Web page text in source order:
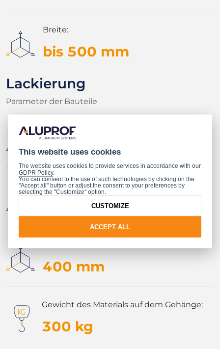
Breite:
bis 500 mm
Lackierung
Parameter der Bauteile
Max Länge:
7200 mm
Höhe Anhänger:
1800 mm
400 mm
Gewicht des Materials auf dem Gehänge:
300 kg
This website uses cookies
The website uses cookies to provide services in accordance with our
GDPR Policy.
You can consent to the use of such technologies by clicking on the
"Accept all" button or adjust the consent to your preferences by
selecting the "Customize" option.
ACCEPT ALL
CUSTOMIZE